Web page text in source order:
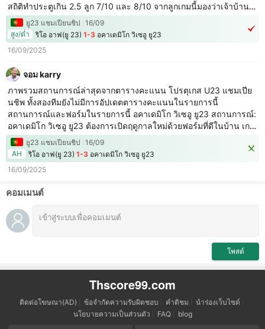
สถิติทำประตูเกิน 2.5 ลูก 7/10 และ 8/10 จากลูกเกมนี้มองว่าเจ้าบ้าน
ต้องการทำคะแนนเพื่อไต่อันดับในตารางคะแนน น่าจะเปิดเกมรุกบุก
เข้าใส่อย่างไม่ลดละ ยิ่งถ้าเสียประตูแรกเร็วโอกาส
ยู23 แชมเปียนชิป 16/09
สูง/ต่ำ
ริโอ อาฟ(ยู 23) 1-3 อคาเดมิโก วิเซอู ยู23
16/09/2025
จอม karry
ภาพรวมสถานการณ์ล่าสุดจากตารางคะแนน โปรตุเกส U23 แชมเปีย
นชิพ ทั้งสองทีมยังไม่มีการอัปเดตตารางคะแนนในรายการนี้
สถานการณ์และฟอร์มในรายการนี้ อคาเดมิโก วิเซอู ยู23 สถานการณ์:
อคาเดมิโก วิเซอู ยู23 ต้องการเปิดฤดูกาลใหม่ด้วยฟอร์มที่ดีในบ้าน เกม
นี้เป็นโอกาสสำคัญที่จะสร้างความได้เปรียบ ฟอร์มในรายการนี้: นี่คือ
การแข่งขันนัดแรกของพวกเขาในฤดูกาลนี้ ริโอ อาฟ(ยู 23
ยู23 แชมเปียนชิป 16/09
AH
ริโอ อาฟ(ยู 23) 1-3 อคาเดมิโก วิเซอู ยู23
16/09/2025
คอมเมนต์
โพสต์
Thscore99.com
ติดต่อโฆษณา(AD) ข้อจำกัดความรับผิดชอบ คำติชม
นำร่องเว็บไซต์
นโยบายความเป็นส่วนตัว
FAQ blog